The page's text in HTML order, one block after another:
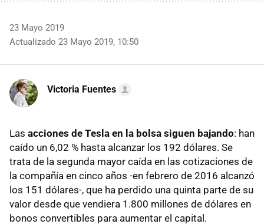
23 Mayo 2019
Actualizado 23 Mayo 2019, 10:50
Victoria Fuentes
Las acciones de Tesla en la bolsa siguen bajando: han
caído un 6,02 % hasta alcanzar los 192 dólares. Se
trata de la segunda mayor caída en las cotizaciones de
la compañía en cinco años -en febrero de 2016 alcanzó
los 151 dólares-, que ha perdido una quinta parte de su
valor desde que vendiera 1.800 millones de dólares en
bonos convertibles para aumentar el capital.